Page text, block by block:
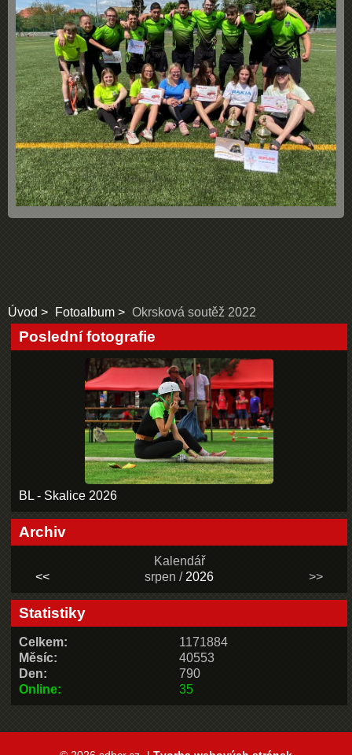
Úvod Fotoalbum Okrsková soutěž 2022
Poslední fotografie
BL - Skalice 2026
Archiv
Kalendář
<<
srpen / 2026 >>
Statistiky
Online: 35
Celkem:
1171884
Měsíc:
40553
Den:
790